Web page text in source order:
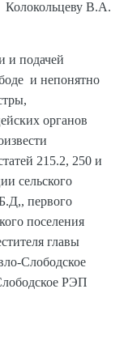
Колокольцеву В.А.
подачей
и непонятно
органов
215.2, 250 и
сельского
первого
поселения
главы
Слободское
РЭП